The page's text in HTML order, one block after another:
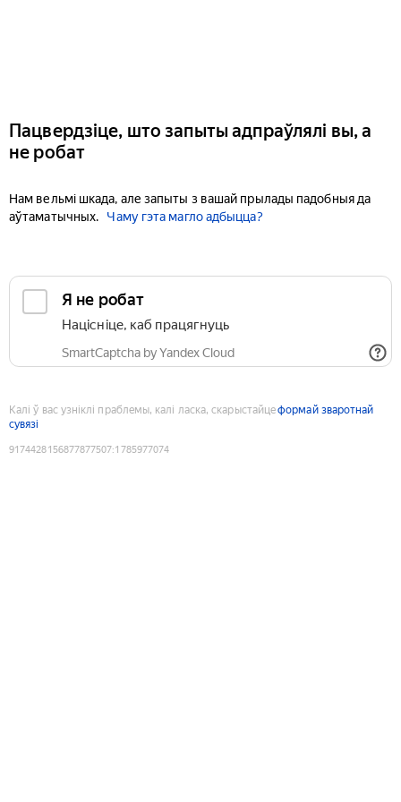
Пацвердзіце, што запыты адпраўлялі вы, а
не робат
Нам вельмі шкада, але запыты з вашай прылады падобныя да
аўтаматычных.
Чаму гэта магло адбыцца?
Я не робат
Націсніце, каб працягнуць
SmartCaptcha by Yandex Cloud
Калі ў вас узніклі праблемы, калі ласка, скарыстайцеформай зваротнай
сувязі
9174428156877877507:1785977074